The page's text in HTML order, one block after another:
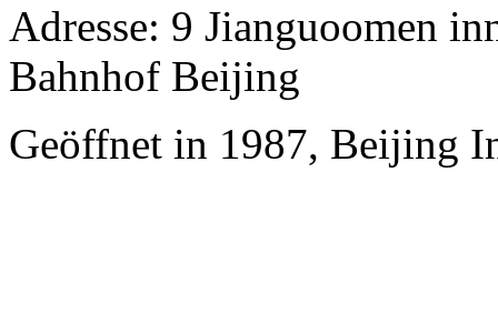
Adresse: 9 Jianguoomen
Bahnhof Beijing
Geöffnet in 1987, Beijing